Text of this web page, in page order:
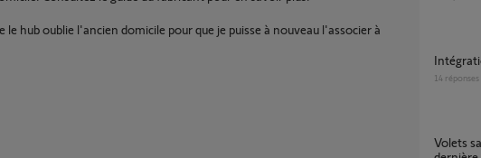
hub oublie l'ancien domicile pour que je puisse à nouveau l'associer à
14 réponses
Volets sans réponse via Siri/homekit depuis la